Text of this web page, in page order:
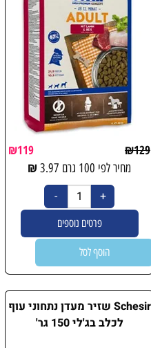
₪129
₪119
מחיר לפי 100 גרם 3.97
₪
פרטים נוספים
הוסף לסל
Schesir שזיר מעדן נתחוני עוף
לכלב בג'לי 150 גר'